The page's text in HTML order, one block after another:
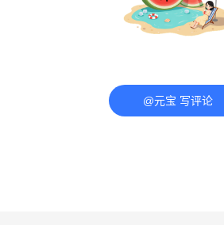
@元宝 写评论